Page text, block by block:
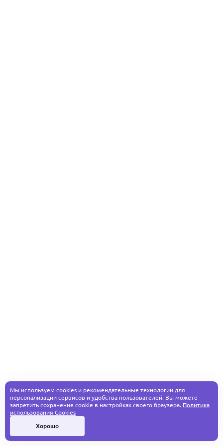
Мы используем cookies и рекомендательные технологии для
персонализации сервисов и удобства пользователей. Вы можете
запретить сохранение cookie в настройках своего браузера. Политика
использования Cookies
Хорошо